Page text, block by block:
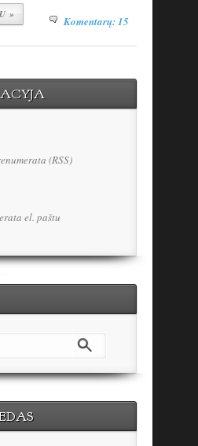
» Komentarų: 15
(RSS)
el. paštu